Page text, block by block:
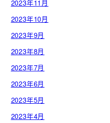
2023年11月
2023年10月
2023年9月
2023年8月
2023年7月
2023年6月
2023年5月
2023年4月